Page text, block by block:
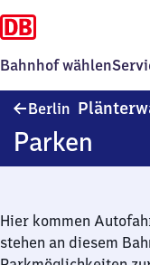
Bahnhof wählen
Berlin
Parken
Hier kommen
stehen an diesem